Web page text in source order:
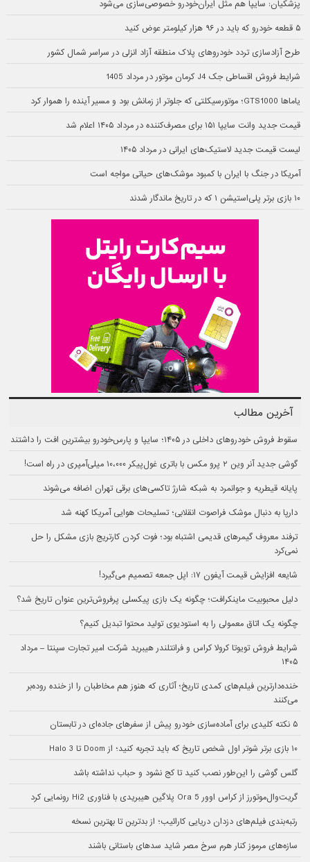
پزشکیان: سایپا هم مثل ایران‌خودرو خصوصی‌سازی می‌شود
۵ قطعه خودرو که باید در ۹۶ هزار کیلومتر عوض کنید
طرح آزادسازی تردد خودروهای پلاک منطقه آزاد انزلی در سراسر شمال کشور
شرایط فروش اقساطی جک J4 کرمان موتور در مرداد 1405
یاماها GTS1000؛ موتورسیکلتی که جلوتر از زمانش بود و مسیر آینده را هموار کرد
قیمت جدید وانت سایپا ۱۵۱ برای مصرف‌کننده در مرداد ۱۴۰۵ اعلام شد
لیست قیمت جدید لاستیک‌های ایرانی در مرداد ۱۴۰۵
آمریکا در جنگ با ایران با کمبود موشک‌های حیاتی مواجه است
۱۰ بازی برتر پلی‌استیشن ۱ که در تاریخ ماندگار شدند
آخرین مطالب
سقوط فروش خودروهای داخلی در ۱۴۰۵؛ سایپا و پارس‌خودرو بیشترین افت را داشتند
گوشی جدید آنر وین ۲ پرو مکس با باتری غول‌پیکر ۱۰،۰۰۰ میلی‌آمپری در راه است!
پایانه قیطریه و جوانمرد به شبکه شارژ تاکسی‌های برقی تهران اضافه می‌شوند
دارپا به دنبال موشک فراصوت انقلابی؛ تسلیحات هوایی آمریکا کهنه شد
ترفند معروف گیمرهای قدیمی اشتباه بود؛ فوت کردن کارتریج بازی مشکل را حل
نمی‌کرد
شایعه افزایش قیمت آیفون ۱۷: اپل جمعه تصمیم می‌گیرد!
دلیل محبوبیت ماینکرافت؛ چگونه یک بازی پیکسلی پرفروش‌ترین عنوان تاریخ شد؟
چگونه یک اتاق معمولی را به استودیوی تولید محتوا تبدیل کنیم؟
شرایط فروش تویوتا کرولا کراس و فرانتلندر هیبرید شرکت امیر تجارت سپنتا – مرداد
۱۴۰۵
خنده‌دارترین فیلم‌های کمدی تاریخ؛ آثاری که هنوز هم مخاطبان را از خنده روده‌بر
می‌کنند
۵ نکته کلیدی برای آماده‌سازی خودرو پیش از سفرهای جاده‌ای در تابستان
۱۰ بازی برتر شوتر اول شخص تاریخ که باید تجربه کنید؛ از Doom تا Halo 3
گلس گوشی را این‌طور نصب کنید تا کج نشود و حباب نداشته باشد
گریت‌وال‌موتورز از کراس اوور Ora 5 پلاگین هیبریدی با فناوری Hi2 رونمایی کرد
رتبه‌بندی فیلم‌های دزدان دریایی کارائیب؛ از بدترین تا بهترین نسخه
سازه‌های مرموز کنار هرم سرخ مصر شاید سدهای باستانی باشند